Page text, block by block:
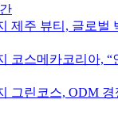
제주 뷰티, 글로벌
코스메카코리아,
그린코스, ODM